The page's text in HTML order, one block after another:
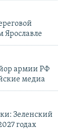
Ярославле
армии РФ
медиа
Зеленский
годах